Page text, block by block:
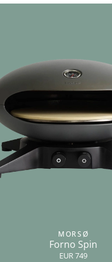
MORSØ
Forno Spin
EUR 749